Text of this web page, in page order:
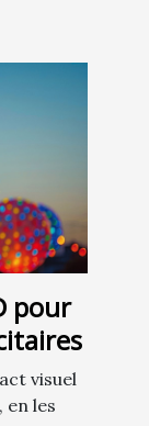
pour
visuel
en les